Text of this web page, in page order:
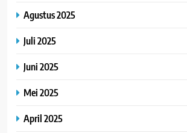
Agustus 2025
Juli 2025
Juni 2025
Mei 2025
April 2025